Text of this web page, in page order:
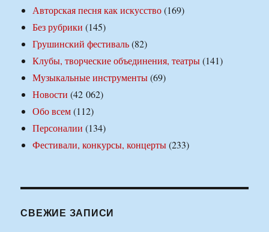
Авторская песня как искусство(169)
Без рубрики (145)
Грушинский фестиваль(82)
Клубы, творческие объединения, театры(141)
Музыкальные инструменты(69)
Новости (42 062)
Обо всем(112)
Персоналии (134)
Фестивали, конкурсы, концерты(233)
СВЕЖИЕ ЗАПИСИ